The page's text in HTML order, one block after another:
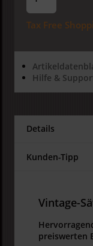
Tax Free
Hilfe &
Details
Kunden-Tipp
Vintage-
preiswerten